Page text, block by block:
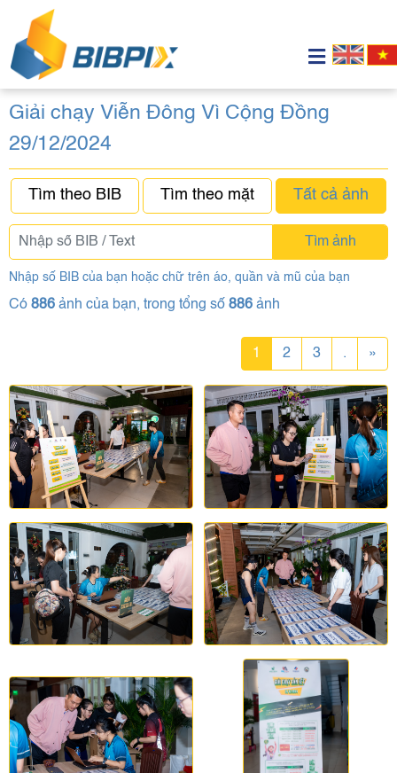
Giải chạy Viễn Đông Vì Cộng Đồng
29/12/2024
Tìm theo BIB Tìm theo mặt Tất cả ảnh
Tìm ảnh
Nhập số BIB của bạn hoặc chữ trên áo, quần và mũ của bạn
Có 886 ảnh của bạn, trong tổng số 886 ảnh
1 2 3 . »